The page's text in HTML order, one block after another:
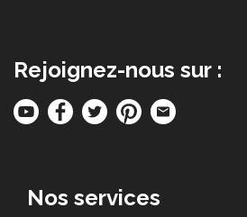
Rejoignez-nous sur :
Nos services